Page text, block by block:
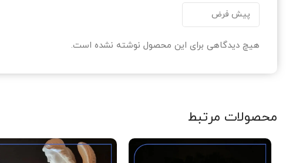
هیچ دیدگاهی برای این محصول نوشته نشده است.
محصولات مرتبط